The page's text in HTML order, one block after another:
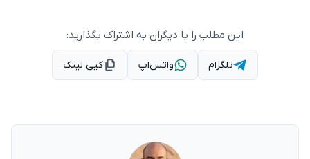
این مطلب را با دیگران به اشتراک بگذارید:
تلگرام واتس‌اپ کپی لینک